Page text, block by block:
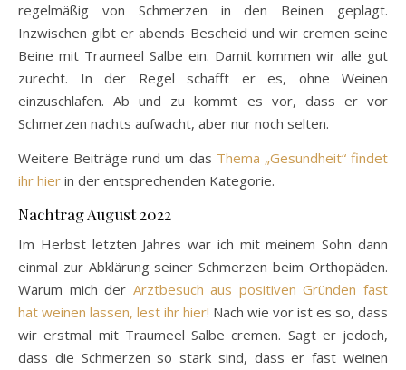
regelmäßig von Schmerzen in den Beinen geplagt.
Inzwischen gibt er abends Bescheid und wir cremen seine
Beine mit Traumeel Salbe ein. Damit kommen wir alle gut
zurecht. In der Regel schafft er es, ohne Weinen
einzuschlafen. Ab und zu kommt es vor, dass er vor
Schmerzen nachts aufwacht, aber nur noch selten.
Weitere Beiträge rund um das Thema „Gesundheit“ findet
ihr hier in der entsprechenden Kategorie.
Nachtrag August 2022
Im Herbst letzten Jahres war ich mit meinem Sohn dann
einmal zur Abklärung seiner Schmerzen beim Orthopäden.
Warum mich der Arztbesuch aus positiven Gründen fast
hat weinen lassen, lest ihr hier! Nach wie vor ist es so, dass
wir erstmal mit Traumeel Salbe cremen. Sagt er jedoch,
dass die Schmerzen so stark sind, dass er fast weinen